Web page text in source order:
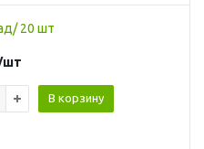
20 шт
шт
В корзину